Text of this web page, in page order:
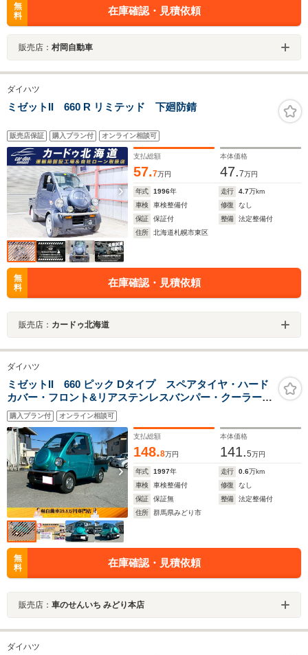
無
料
在庫確認・見積依頼
販売店： 村岡自動車
ダイハツ
ミゼットII 660 R リミテッド 下廻防錆
販売店保証 購入プラン付 オンライン相談可
支払総額
57.7万円
本体価格
47.7万円
年式 1996年 走行 4.7万km
車検
車検整備付 修復
なし
保証
保証付 整備
法定整備付
住所
北海道札幌市東区
無
料
在庫確認・見積依頼
販売店： カードゥ北海道
ダイハツ
ミゼットII 660 ピック Dタイプ スペアタイヤ・ハード
カバー・フロント&リアステンレスバンパー・クーラー・
純正AMラジオチューナー・キー2本
購入プラン付 オンライン相談可
支払総額
148.8万円
本体価格
141.5万円
年式 1997年 走行 0.6万km
車検
車検整備付 修復
なし
保証
保証無 整備
法定整備付
住所
群馬県みどり市
無
料
在庫確認・見積依頼
販売店： 車のせんいち みどり本店
ダイハツ